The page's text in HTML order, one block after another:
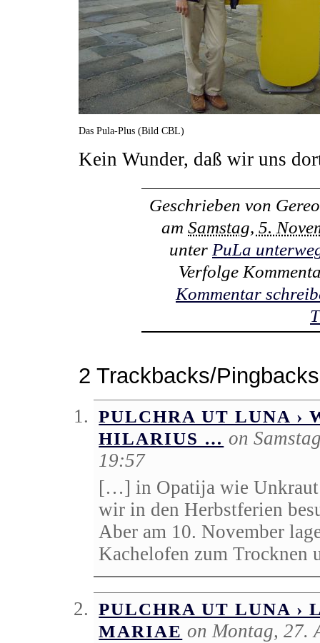
Das Pula-Plus (Bild CBL)
Kein Wunder, daß wir uns
Geschrieben von
am Samstag, 5.
unter PuLa
Verfolge
Kommentar
2 Trackbacks/Pingbacks
PULCHRA UT LUNA ›
HILARIUS … on
19:57
[…] in Opatija wie Unkraut
wir in den Herbstferien
Aber am 10. November
Kachelofen zum
PULCHRA UT LUNA ›
MARIAE on Montag, 27.